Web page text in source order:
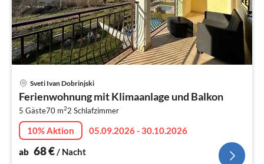
Sveti Ivan Dobrinjski
Ferienwohnung mit Klimaanlage und Balkon
5 Gäste70 m22 Schlafzimmer
10% Aktion
05.09.2026 - 30.10.2026
ab 68€/ Nacht